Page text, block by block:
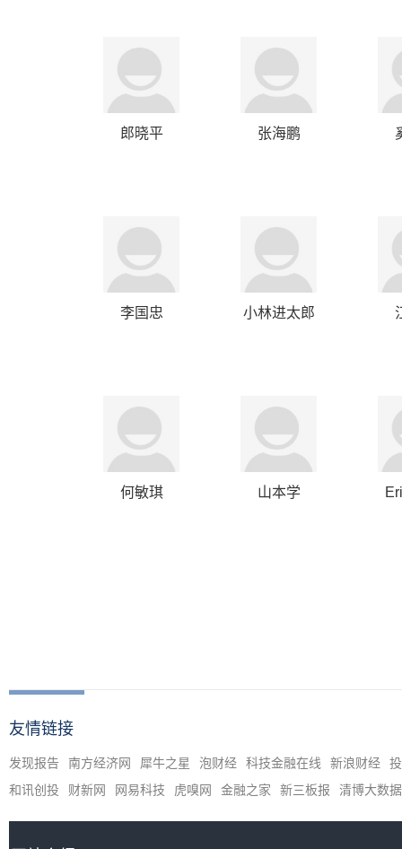
郎晓平 张海鹏
李国忠 小林进太郎
何敏琪 山本学
友情链接
发现报告 南方经济网 犀牛之星 泡财经 科技金融在线 新浪财经
和讯创投
财新网 网易科技 虎嗅网 金融之家 新三板报 清博大数据